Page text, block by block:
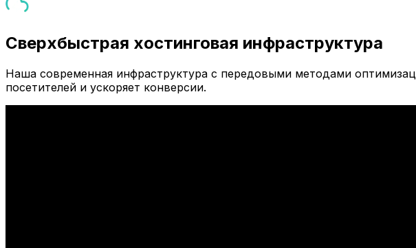
Сверхбыстрая хостинговая инфраструктура
Наша современная инфраструктура с передовыми методами
посетителей и ускоряет конверсии.